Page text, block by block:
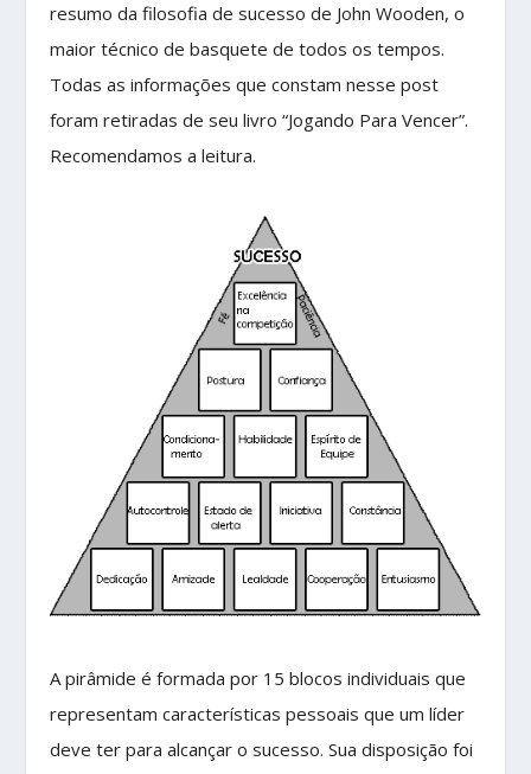
resumo da filosofia de sucesso de John Wooden, o
maior técnico de basquete de todos os tempos.
Todas as informações que constam nesse post
foram retiradas de seu livro “Jogando Para Vencer”.
Recomendamos a leitura.
A pirâmide é formada por 15 blocos individuais que
representam características pessoais que um líder
deve ter para alcançar o sucesso. Sua disposição foi